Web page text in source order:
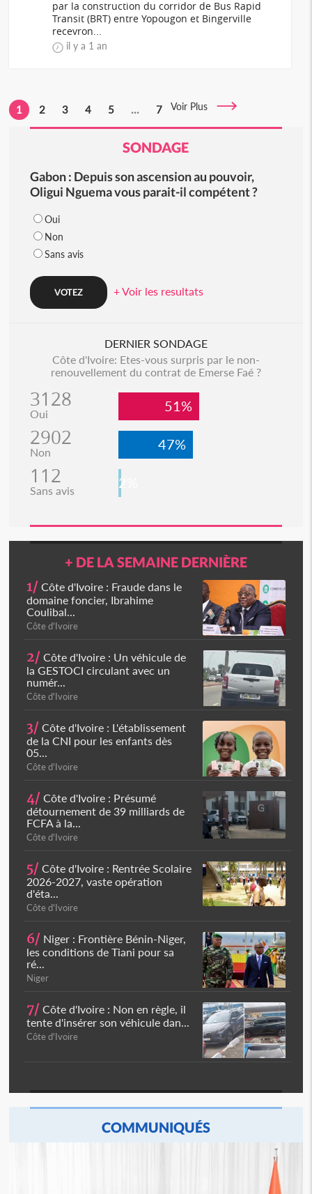
par la construction du corridor de Bus Rapid
Transit (BRT) entre Yopougon et Bingerville
recevron...
il y a 1 an
1 2 3 4 5 ... 7 Voir Plus
SONDAGE
Gabon : Depuis son ascension au pouvoir,
Oligui Nguema vous parait-il compétent ?
Oui
Non
Sans avis
+ Voir les resultats
DERNIER SONDAGE
Côte d'Ivoire: Etes-vous surpris par le non-
renouvellement du contrat de Emerse Faé ?
3128
Oui 51%
2902
Non 47%
112
Sans avis 2%
+ DE LA SEMAINE DERNIÈRE
1/ Côte d'Ivoire : Fraude dans le
domaine foncier, Ibrahime
Coulibal...
Côte d'Ivoire
2/ Côte d'Ivoire : Un véhicule de
la GESTOCI circulant avec un
numér...
Côte d'Ivoire
3/ Côte d'Ivoire : L'établissement
de la CNI pour les enfants dès
05...
Côte d'Ivoire
4/ Côte d'Ivoire : Présumé
détournement de 39 milliards de
FCFA à la...
Côte d'Ivoire
5/ Côte d'Ivoire : Rentrée Scolaire
2026-2027, vaste opération
d'éta...
Côte d'Ivoire
6/ Niger : Frontière Bénin-Niger,
les conditions de Tiani pour sa
ré...
Niger
7/ Côte d'Ivoire : Non en règle, il
tente d'insérer son véhicule dan...
Côte d'Ivoire
COMMUNIQUÉS